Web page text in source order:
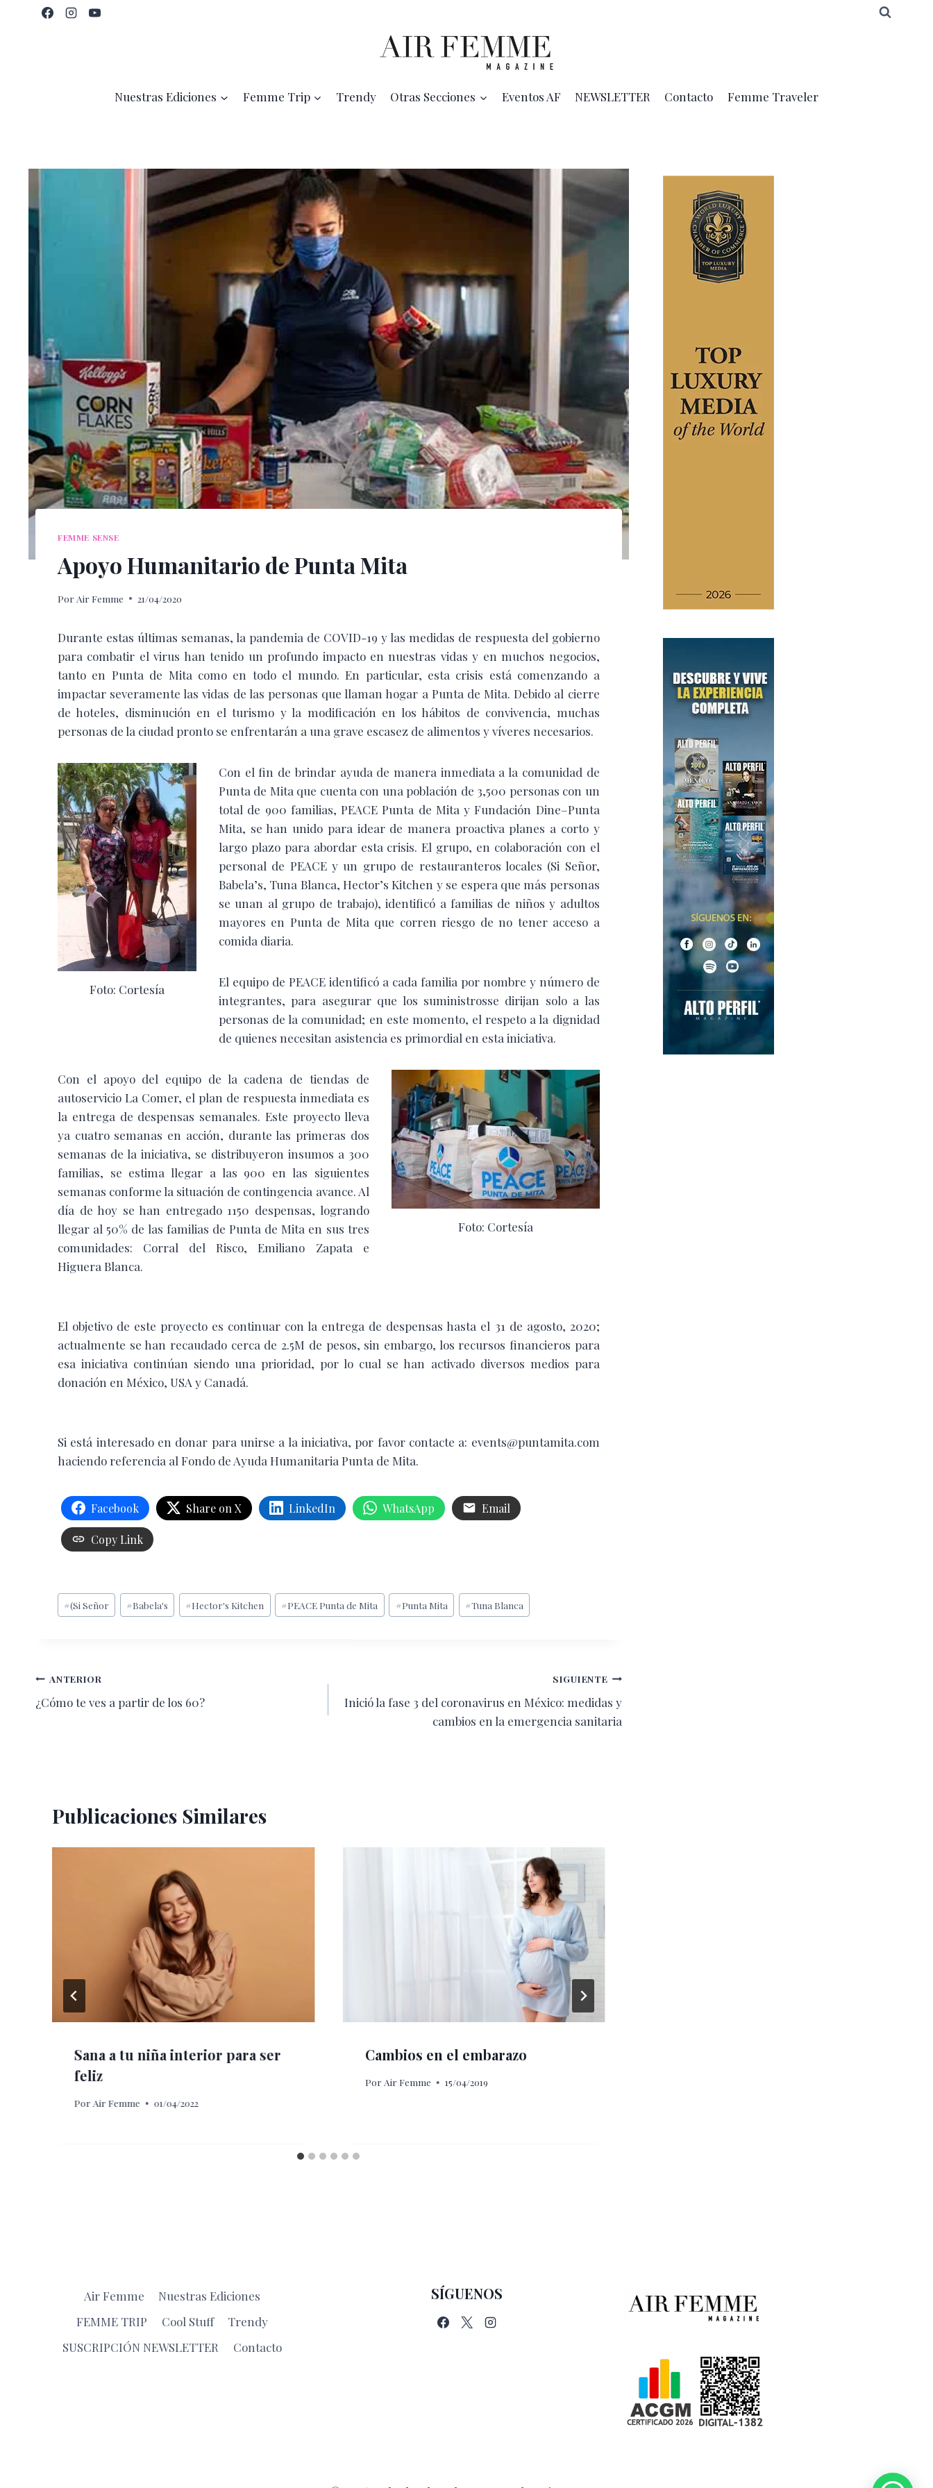
Nuestras Ediciones Femme Trip Trendy Otras Secciones Eventos AF NEWSLETTER Contacto Femme Traveler
FEMME SENSE
Apoyo Humanitario de Punta Mita
Por Air Femme 21/04/2020
Durante estas últimas semanas, la pandemia de COVID-19 y las medidas de respuesta del gobierno
para combatir el virus han tenido un profundo impacto en nuestras vidas y en muchos negocios,
tanto en Punta de Mita como en todo el mundo. En particular, esta crisis está comenzando a
impactar severamente las vidas de las personas que llaman hogar a Punta de Mita. Debido al cierre
de hoteles, disminución en el turismo y la modificación en los hábitos de convivencia, muchas
personas de la ciudad pronto se enfrentarán a una grave escasez de alimentos y víveres necesarios.
Foto: Cortesía
Con el fin de brindar ayuda de manera inmediata a la comunidad de
Punta de Mita que cuenta con una población de 3,500 personas con un
total de 900 familias, PEACE Punta de Mita y Fundación Dine–Punta
Mita, se han unido para idear de manera proactiva planes a corto y
largo plazo para abordar esta crisis. El grupo, en colaboración con el
personal de PEACE y un grupo de restauranteros locales (Si Señor,
Babela’s, Tuna Blanca, Hector’s Kitchen y se espera que más personas
se unan al grupo de trabajo), identificó a familias de niños y adultos
mayores en Punta de Mita que corren riesgo de no tener acceso a
comida diaria.
El equipo de PEACE identificó a cada familia por nombre y número de
integrantes, para asegurar que los suministrosse dirijan solo a las
personas de la comunidad; en este momento, el respeto a la dignidad
de quienes necesitan asistencia es primordial en esta iniciativa.
Foto: Cortesía
Con el apoyo del equipo de la cadena de tiendas de
autoservicio La Comer, el plan de respuesta inmediata es
la entrega de despensas semanales. Este proyecto lleva
ya cuatro semanas en acción, durante las primeras dos
semanas de la iniciativa, se distribuyeron insumos a 300
familias, se estima llegar a las 900 en las siguientes
semanas conforme la situación de contingencia avance. Al
día de hoy se han entregado 1150 despensas, logrando
llegar al 50% de las familias de Punta de Mita en sus tres
comunidades: Corral del Risco, Emiliano Zapata e
Higuera Blanca.
El objetivo de este proyecto es continuar con la entrega de despensas hasta el 31 de agosto, 2020;
actualmente se han recaudado cerca de 2.5M de pesos, sin embargo, los recursos financieros para
esa iniciativa continúan siendo una prioridad, por lo cual se han activado diversos medios para
donación en México, USA y Canadá.
Si está interesado en donar para unirse a la iniciativa, por favor contacte a: events@puntamita.com
haciendo referencia al Fondo de Ayuda Humanitaria Punta de Mita.
Facebook Share on X LinkedIn WhatsApp Email
Copy Link
Etiquetas
de
#(Si Señor #Babela's #Hector's Kitchen #PEACE Punta de Mita #Punta Mita #Tuna Blanca
Navegación
de
ANTERIOR
¿Cómo te ves a partir de los 60?
SIGUIENTE
Inició la fase 3 del coronavirus en México: medidas y
cambios en la emergencia sanitaria
Publicaciones Similares
Sana a tu niña interior para ser
feliz
Por Air Femme 01/04/2022
Cambios en el embarazo
Por Air Femme 15/04/2019
Air Femme
Nuestras Ediciones
FEMME TRIP
Cool Stuff
Trendy
SUSCRIPCIÓN NEWSLETTER
Contacto
SÍGUENOS